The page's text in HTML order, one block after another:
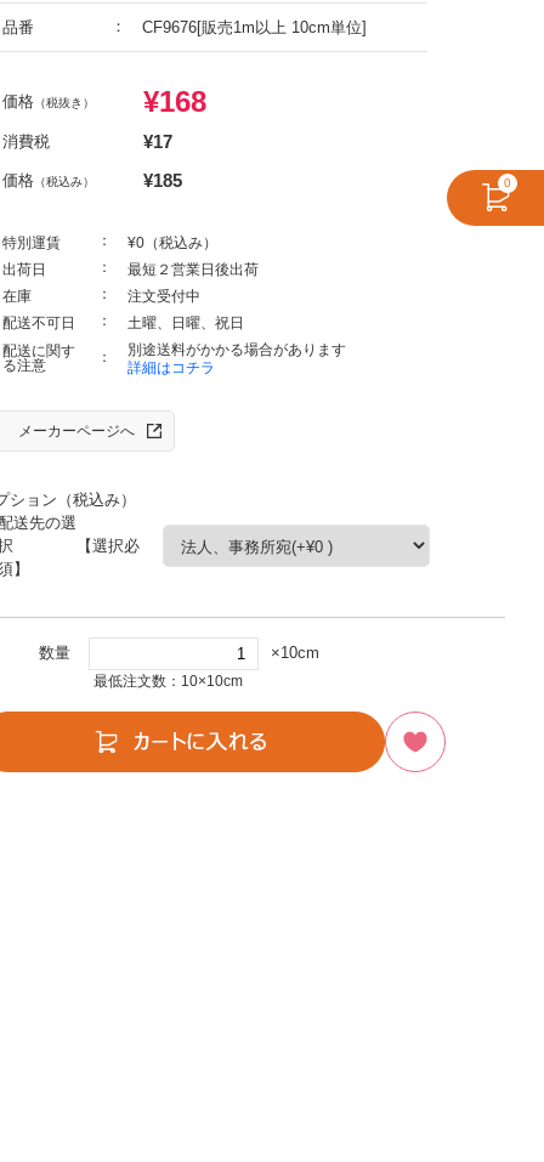
品番 CF9676[販売1m以上 10cm単位]
価格 （税抜き） ¥168
消費税 ¥17
価格 （税込み） ¥185
特別運賃
¥0（税込み）
出荷日
最短２営業日後出荷
在庫
注文受付中
配送不可日
土曜、日曜、祝日
配送に関す
る注意
別途送料がかかる場合があります
詳細はコチラ
メーカーページへ
ション（税込み）
送先の選
【選択必
】
数量 ×10cm
最低注文数：10×10cm
0